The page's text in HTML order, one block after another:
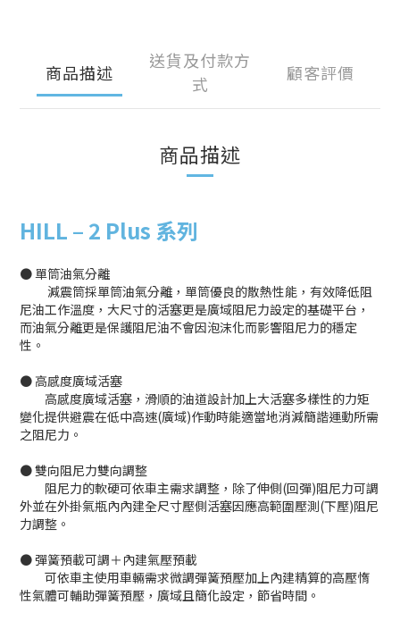
商品描述
送貨及付款方
式
顧客評價
商品描述
HILL – 2 Plus 系列
● 單筒油氣分離
減震筒採單筒油氣分離，單筒優良的散熱性能，有效降低阻
尼油工作溫度，大尺寸的活塞更是廣域阻尼力設定的基礎平台，
而油氣分離更是保護阻尼油不會因泡沫化而影響阻尼力的穩定
性。
● 高感度廣域活塞
高感度廣域活塞，滑順的油道設計加上大活塞多樣性的力矩
變化提供避震在低中高速(廣域)作動時能適當地消減簡諧運動所需
之阻尼力。
● 雙向阻尼力雙向調整
阻尼力的軟硬可依車主需求調整，除了伸側(回彈)阻尼力可調
外並在外掛氣瓶內內建全尺寸壓側活塞因應高範圍壓測(下壓)阻尼
力調整。
● 彈簧預載可調＋內建氣壓預載
可依車主使用車輛需求微調彈簧預壓加上內建精算的高壓惰
性氣體可輔助彈簧預壓，廣域且簡化設定，節省時間。